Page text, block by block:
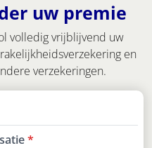
uw premie
volledig vrijblijvend uw
en
verzekeringen.
*